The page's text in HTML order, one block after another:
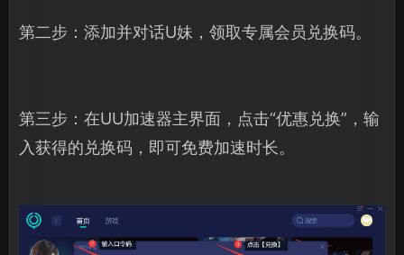
第二步：添加并对话U妹，领取专属会员兑换码。
第三步：在UU加速器主界面，点击“优惠兑换”，输
入获得的兑换码，即可免费加速时长。